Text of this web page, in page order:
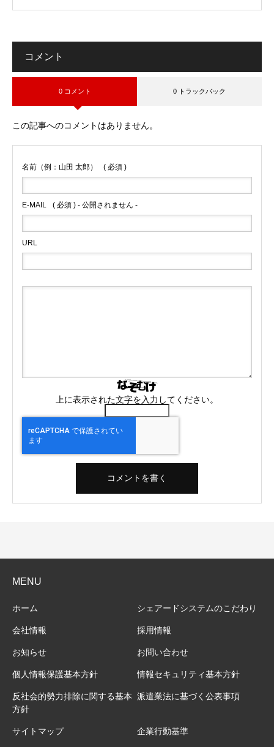
コメント
0 コメント 0 トラックバック
この記事へのコメントはありません。
名前（例：山田 太郎） ( 必須 )
E-MAIL ( 必須 ) - 公開されません -
URL
上に表示された文字を入力してください。
MENU
ホーム シェアードシステムのこだわり
会社情報 採用情報
お知らせ お問い合わせ
個人情報保護基本方針 情報セキュリティ基本方針
反社会的勢力排除に関する基本
方針
派遣業法に基づく公表事項
サイトマップ 企業行動基準